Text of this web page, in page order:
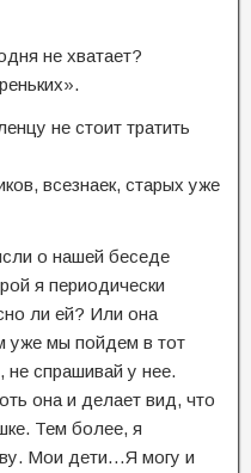
не хватает?
не стоит тратить
всезнаек, старых уже
о нашей беседе
я периодически
ли ей? Или она
уже мы пойдем в тот
не спрашивай у нее.
она и делает вид, что
Тем более, я
Мои дети…Я могу и